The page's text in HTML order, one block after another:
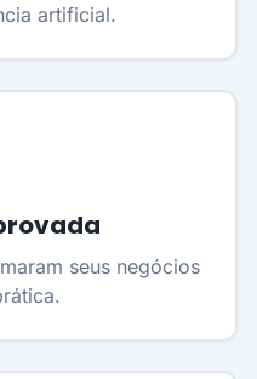
artificial.
seus negócios